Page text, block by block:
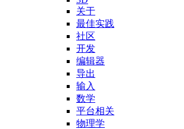
关于
最佳实践
社区
开发
编辑器
导出
输入
数学
平台相关
物理学